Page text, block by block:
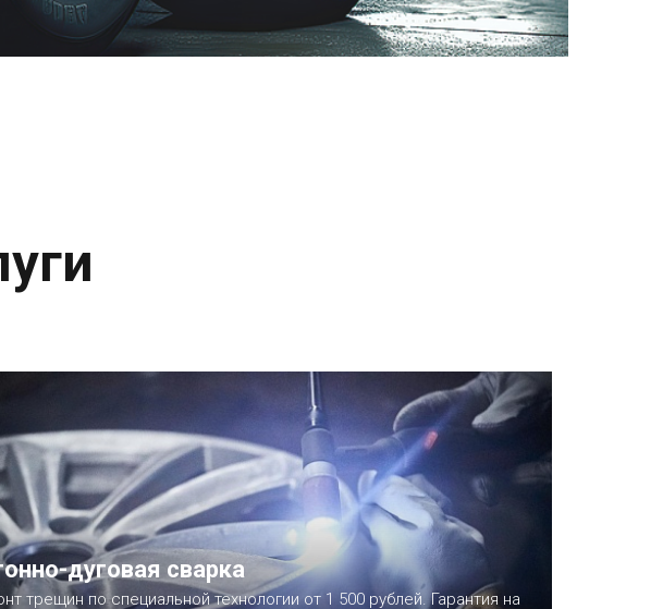
дуговая сварка
трещин по специальной технологии от 1 500 рублей. Гарантия на